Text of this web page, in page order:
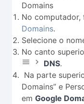
Domains
No computador,
Domains.
Selecione o
No canto
DNS.
Na parte
Domains” e
em Google